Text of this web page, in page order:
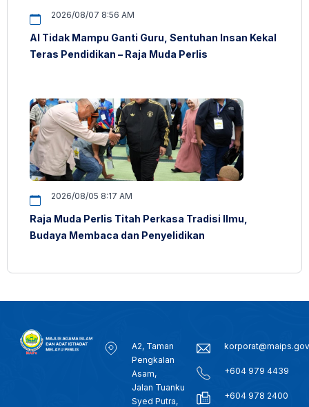
2026/08/07 8:56 AM
AI Tidak Mampu Ganti Guru, Sentuhan Insan Kekal
Teras Pendidikan – Raja Muda Perlis
2026/08/05 8:17 AM
Raja Muda Perlis Titah Perkasa Tradisi Ilmu,
Budaya Membaca dan Penyelidikan
A2, Taman
Pengkalan
Asam,
Jalan Tuanku
Syed Putra,
+604 979 4439
+604 978 2400